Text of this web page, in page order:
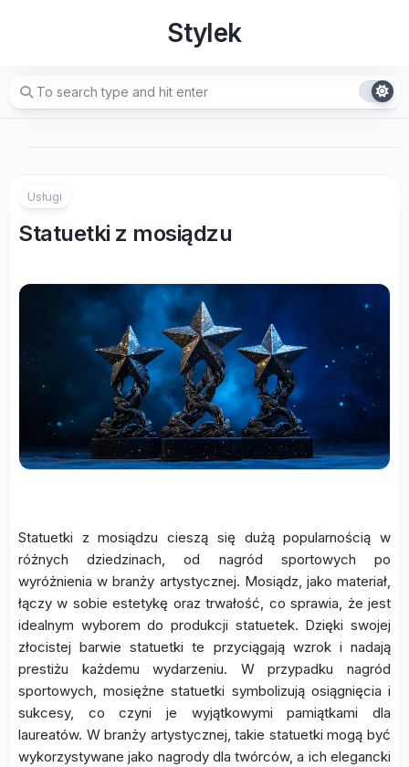
Stylek
Usługi
Statuetki z mosiądzu
Statuetki z mosiądzu cieszą się dużą popularnością w
różnych dziedzinach, od nagród sportowych po
wyróżnienia w branży artystycznej. Mosiądz, jako materiał,
łączy w sobie estetykę oraz trwałość, co sprawia, że jest
idealnym wyborem do produkcji statuetek. Dzięki swojej
złocistej barwie statuetki te przyciągają wzrok i nadają
prestiżu każdemu wydarzeniu. W przypadku nagród
sportowych, mosiężne statuetki symbolizują osiągnięcia i
sukcesy, co czyni je wyjątkowymi pamiątkami dla
laureatów. W branży artystycznej, takie statuetki mogą być
wykorzystywane jako nagrody dla twórców, a ich elegancki